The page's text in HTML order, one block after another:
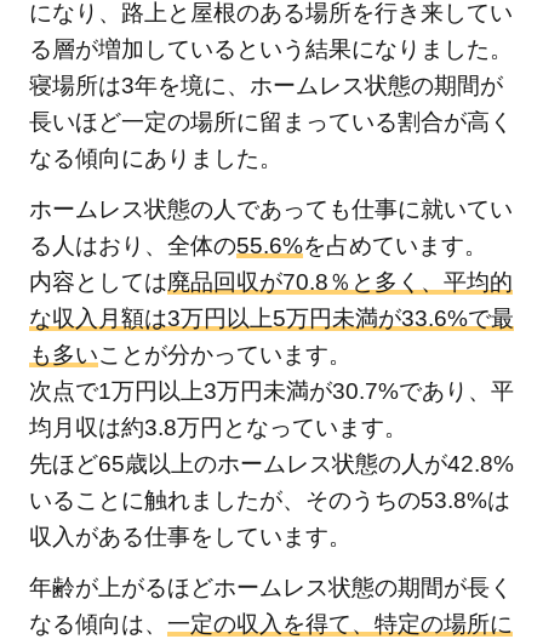
ーの
設置
3.4
自立
支援
住居
の提
供
4
ホー
ムレ
ス状
態の
人の
生活
保護
の問
や支
援方
になり、路上と屋根のある場所を行き来してい
る層が増加しているという結果になりました。
寝場所は3年を境に、ホームレス状態の期間が
長いほど一定の場所に留まっている割合が高く
なる傾向にありました。
ホームレス状態の人であっても仕事に就いてい
る人はおり、全体の55.6%を占めています。
内容としては廃品回収が70.8％と多く、平均的
な収入月額は3万円以上5万円未満が33.6%で最
も多いことが分かっています。
次点で1万円以上3万円未満が30.7%であり、平
均月収は約3.8万円となっています。
先ほど65歳以上のホームレス状態の人が42.8%
いることに触れましたが、そのうちの53.8%は
収入がある仕事をしています。
年齢が上がるほどホームレス状態の期間が長く
なる傾向は、 一定の収入を得て、特定の場所に